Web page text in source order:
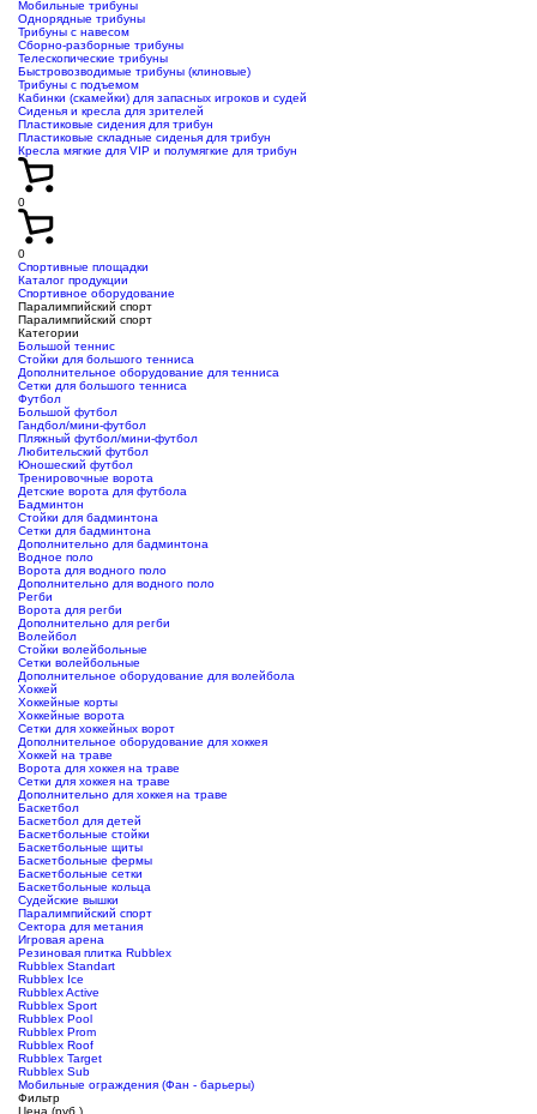
Мобильные трибуны
Однорядные трибуны
Трибуны с навесом
Сборно-разборные трибуны
Телескопические трибуны
Быстровозводимые трибуны (клиновые)
Трибуны с подъемом
Кабинки (скамейки) для запасных игроков и судей
Сиденья и кресла для зрителей
Пластиковые сидения для трибун
Пластиковые складные сиденья для трибун
Кресла мягкие для VIP и полумягкие для трибун
0
0
Спортивные площадки
Каталог продукции
Спортивное оборудование
Паралимпийский спорт
Паралимпийский спорт
Категории
Большой теннис
Стойки для большого тенниса
Дополнительное оборудование для тенниса
Сетки для большого тенниса
Футбол
Большой футбол
Гандбол/мини-футбол
Пляжный футбол/мини-футбол
Любительский футбол
Юношеский футбол
Тренировочные ворота
Детские ворота для футбола
Бадминтон
Стойки для бадминтона
Сетки для бадминтона
Дополнительно для бадминтона
Водное поло
Ворота для водного поло
Дополнительно для водного поло
Регби
Ворота для регби
Дополнительно для регби
Волейбол
Стойки волейбольные
Сетки волейбольные
Дополнительное оборудование для волейбола
Хоккей
Хоккейные корты
Хоккейные ворота
Сетки для хоккейных ворот
Дополнительное оборудование для хоккея
Хоккей на траве
Ворота для хоккея на траве
Сетки для хоккея на траве
Дополнительно для хоккея на траве
Баскетбол
Баскетбол для детей
Баскетбольные стойки
Баскетбольные щиты
Баскетбольные фермы
Баскетбольные сетки
Баскетбольные кольца
Судейские вышки
Паралимпийский спорт
Сектора для метания
Игровая арена
Резиновая плитка Rubblex
Rubblex Standart
Rubblex Ice
Rubblex Active
Rubblex Sport
Rubblex Pool
Rubblex Prom
Rubblex Roof
Rubblex Target
Rubblex Sub
Мобильные ограждения (Фан - барьеры)
Фильтр
Цена (руб.)